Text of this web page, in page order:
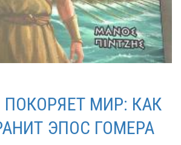
МИР: КАК
ЭПОС ГОМЕРА